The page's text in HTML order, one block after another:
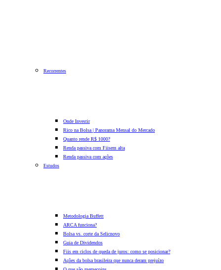
Recorrentes
Onde Investir
Rico na Bolsa | Panorama Mensal do Mercado
Quanto rende R$ 1000?
Renda passiva com Fiisem alta
Renda passiva com ações
Estudos
Metodologia Buffett
ARCA funciona?
Bolsa vs. corte da Selicnovo
Guia de Dividendos
Fiis em ciclos de queda de juros: como se posicionar?
Ações da bolsa brasileira que nunca deram prejuízo